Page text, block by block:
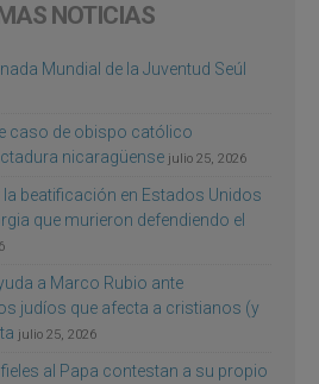
NOTICIAS
Mundial de la Juventud Seúl
caso de obispo católico
nicaragüense julio 25, 2026
beatificación en Estados Unidos
que murieron defendiendo el
a Marco Rubio ante
judíos que afecta a cristianos (y
julio 25, 2026
al Papa contestan a su propio